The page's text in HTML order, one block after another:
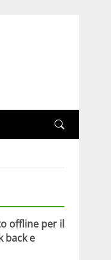
offline per il
back e